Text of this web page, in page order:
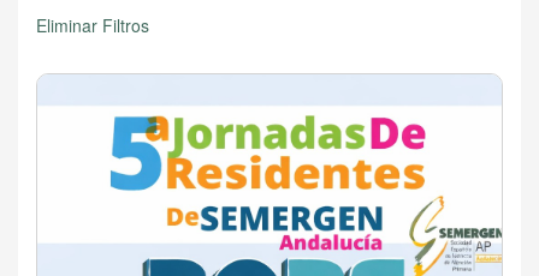
Eliminar Filtros